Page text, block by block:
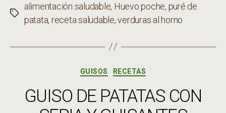
Etiquetas
alimentación saludable, Huevo poche, puré de
patata, receta saludable,verduras al horno
Categorías
GUISOS RECETAS
GUISO DE PATATAS CON